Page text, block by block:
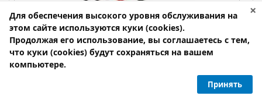
×
Для обеспечения высокого уровня обслуживания на
этом сайте используются куки (cookies).
Продолжая его использование, вы соглашаетесь с тем,
что куки (cookies) будут сохраняться на вашем
компьютере.
Принять